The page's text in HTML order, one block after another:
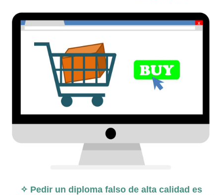
✧ Pedir un diploma falso de alta calidad es